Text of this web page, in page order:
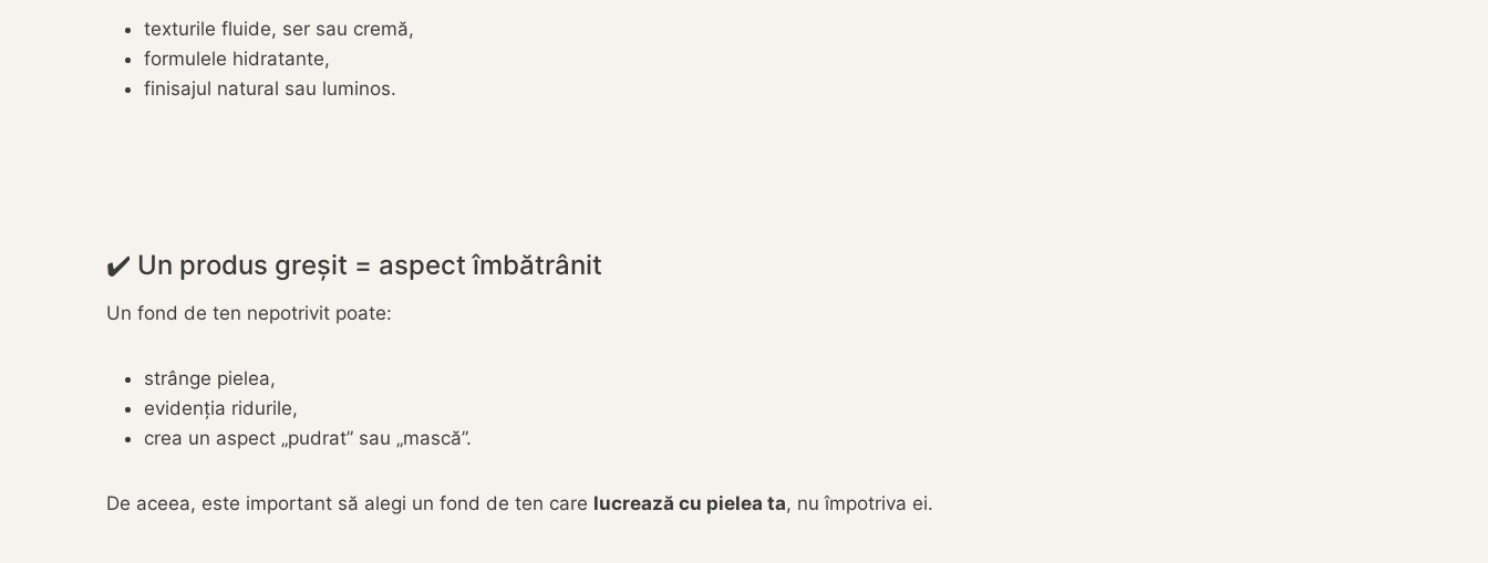
texturile fluide, ser sau cremă,
formulele hidratante,
finisajul natural sau luminos.
✔️ Un produs greșit = aspect îmbătrânit
Un fond de ten nepotrivit poate:
strânge pielea,
evidenția ridurile,
crea un aspect „pudrat” sau „mască”.
De aceea, este important să alegi un fond de ten care lucrează cu pielea ta, nu împotriva ei.